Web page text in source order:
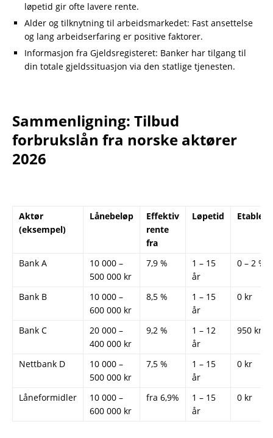
løpetid gir ofte lavere rente.
Alder og tilknytning til arbeidsmarkedet: Fast ansettelse
og lang arbeidserfaring er positive faktorer.
Informasjon fra Gjeldsregisteret: Banker har tilgang til
din totale gjeldssituasjon via den statlige tjenesten.
Sammenligning: Tilbud
forbrukslån fra norske aktører
2026
Aktør
(eksempel)
Lånebeløp
Effektiv
rente
fra
Løpetid
Bank A
10 000 –
500 000 kr
7,9 %
1 – 15
år
0 – 2 %
Bank B
10 000 –
600 000 kr
8,5 %
1 – 15
år
0 kr
Bank C
20 000 –
400 000 kr
9,2 %
1 – 12
år
950 kr
Nettbank D
10 000 –
500 000 kr
7,5 %
1 – 15
år
0 kr
Låneformidler
10 000 –
600 000 kr
fra 6,9%
1 – 15
år
0 kr